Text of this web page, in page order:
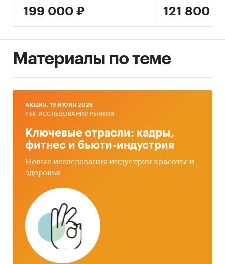
199 000 ₽ 121 800 ₽
Материалы по теме
AКЦИЯ, 19 ИЮНЯ 2026
РБК ИССЛЕДОВАНИЯ РЫНКОВ
Ключевые отрасли: кадры,
фитнес и бьюти-индустрия
Новые исследования индустрии красоты и
здоровья